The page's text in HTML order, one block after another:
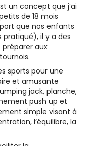
un concept que j’ai
de 18 mois
que nos enfants
il y a des
préparer aux
sports pour une
et amusante
jack, planche,
push up et
simple visant à
l’équilibre, la